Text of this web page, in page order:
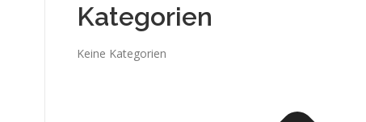
Kategorien
Keine Kategorien